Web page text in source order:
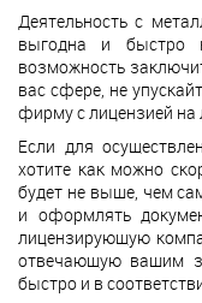
Деятельность с
выгодна и быстро
возможность
вас сфере, не
фирму с лицензией на
Если для
хотите как можно
будет не выше, чем
и оформлять
лицензирующую
отвечающую вашим
быстро и в